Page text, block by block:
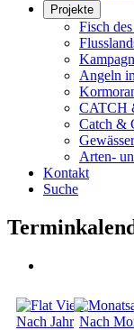
Projekte
Fisch
Angeln
CATCH
Catch &
Arten-
Kontakt
Suche
Nach Jahr Nach